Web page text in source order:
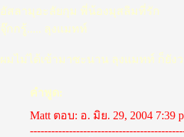
อัสลามุอะลัยกุม พี่น้องมุสลิมที่รัก
จุ๊กกรู้..... ลุงแมทท์
ผมไม่ได้เข้ามาซะนาน ลุงแมทท์ ก็ยัง
คำพูด:
Matt ตอบ: อ. มิย. 29, 2004 7:39